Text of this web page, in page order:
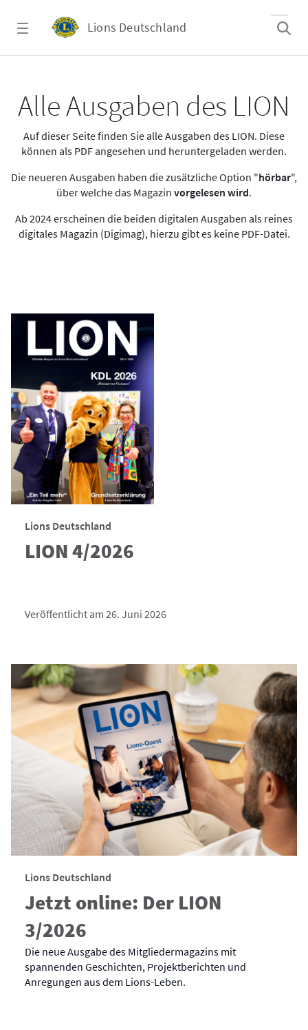
Lions Deutschland
Alle Ausgaben des LION
Auf dieser Seite finden Sie alle Ausgaben des LION. Diese
können als PDF angesehen und heruntergeladen werden.
Die neueren Ausgaben haben die zusätzliche Option "hörbar",
über welche das Magazin vorgelesen wird.
Ab 2024 erscheinen die beiden digitalen Ausgaben als reines
digitales Magazin (Digimag), hierzu gibt es keine PDF-Datei.
Lions Deutschland
LION 4/2026
Veröffentlicht am 26. Juni 2026
Lions Deutschland
Jetzt online: Der LION
3/2026
Die neue Ausgabe des Mitgliedermagazins mit
spannenden Geschichten, Projektberichten und
Anregungen aus dem Lions-Leben.